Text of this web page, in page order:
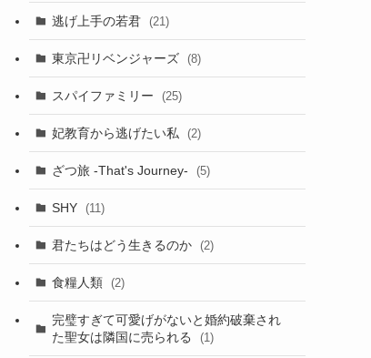
逃げ上手の若君 (21)
東京卍リベンジャーズ (8)
スパイファミリー (25)
妃教育から逃げたい私 (2)
ざつ旅 -That's Journey- (5)
SHY (11)
君たちはどう生きるのか (2)
食糧人類 (2)
完璧すぎて可愛げがないと婚約破棄され
た聖女は隣国に売られる
(1)